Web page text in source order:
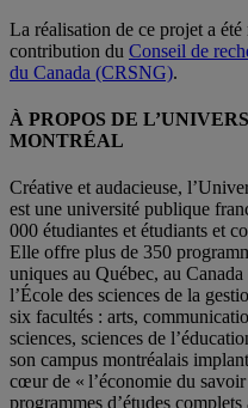
La réalisation de ce projet a
contribution du Conseil de
du Canada (CRSNG).
À PROPOS DE
MONTRÉAL
Créative et audacieuse,
est une université publique
000 étudiantes et étudiants et
Elle offre plus de 350
uniques au Québec, au
l’École des sciences de la
six facultés : arts,
sciences, sciences de
son campus montréalais
cœur de « l’économie du
programmes d’études